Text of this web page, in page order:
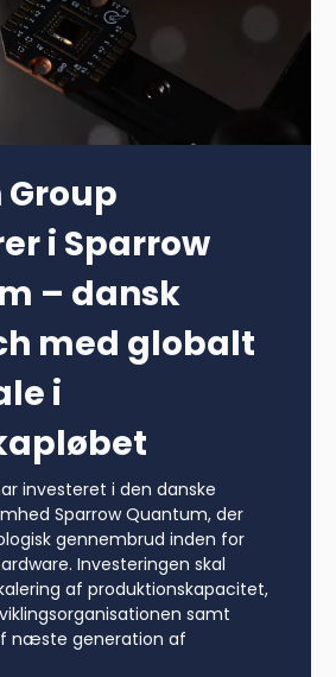
Group
i Sparrow
– dansk
med globalt
i
investeret i den danske
Sparrow Quantum, der
gennembrud inden for
Investeringen skal
af produktionskapacitet,
samt
næste generation af